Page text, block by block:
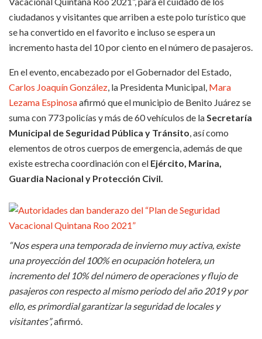
ciudadanos y visitantes que arriben a este polo turístico que
se ha convertido en el favorito e incluso se espera un
incremento hasta del 10 por ciento en el número de pasajeros.
En el evento, encabezado por el Gobernador del Estado,
Carlos Joaquín González , la Presidenta Municipal, Mara
Lezama Espinosaafirmó que el municipio de Benito Juárez se
suma con 773 policías y más de 60 vehículos de la Secretaría
Municipal de Seguridad Pública y Tránsito , así como
elementos de otros cuerpos de emergencia, además de que
existe estrecha coordinación con el Ejército, Marina,
Guardia Nacional y Protección Civil.
“Nos espera una temporada de invierno muy activa, existe
una proyección del 100% en ocupación hotelera, un
incremento del 10% del número de operaciones y flujo de
pasajeros con respecto al mismo periodo del año 2019 y por
ello, es primordial garantizar la seguridad de locales y
visitantes”,afirmó.